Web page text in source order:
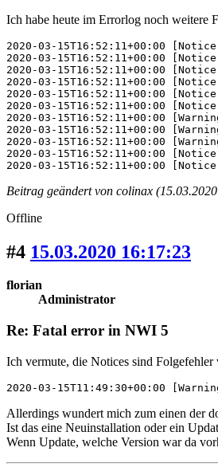
Ich habe heute im Errorlog noch weitere
2020-03-15T16:52:11+00:00
2020-03-15T16:52:11+00:00
2020-03-15T16:52:11+00:00
2020-03-15T16:52:11+00:00
2020-03-15T16:52:11+00:00
2020-03-15T16:52:11+00:00
2020-03-15T16:52:11+00:00
2020-03-15T16:52:11+00:00
2020-03-15T16:52:11+00:00
2020-03-15T16:52:11+00:00
2020-03-15T16:52:11+00:00
Beitrag geändert von colinax
Offline
#4 15.03.2020 16:17:23
florian
Administrator
Re: Fatal error in NWI 5
Ich vermute, die Notices sind Folgefehler
2020-03-15T11:49:30+00:00
Allerdings wundert mich zum einen der
Ist das eine Neuinstallation oder ein
Wenn Update, welche Version war da